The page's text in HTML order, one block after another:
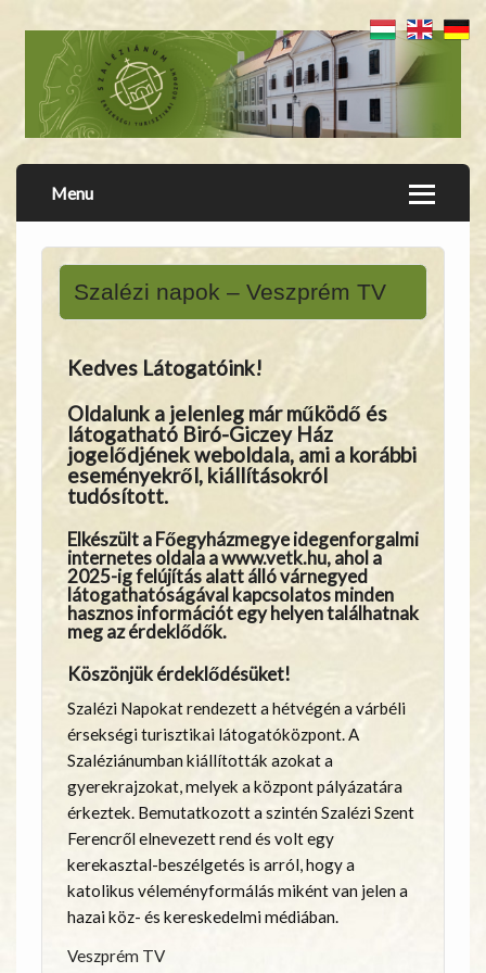
Menu
Szalézi napok – Veszprém TV
Kedves Látogatóink!
Oldalunk a jelenleg már működő és
látogatható Biró-Giczey Ház
jogelődjének weboldala, ami a korábbi
eseményekről, kiállításokról
tudósított.
Elkészült a Főegyházmegye idegenforgalmi
internetes oldala awww.vetk.hu,ahol a
2025-ig felújítás alatt álló várnegyed
látogathatóságával kapcsolatos minden
hasznos információt egy helyen találhatnak
meg az érdeklődők.
Köszönjük érdeklődésüket!
Szalézi Napokat rendezett a hétvégén a várbéli
érsekségi turisztikai látogatóközpont. A
Szaléziánumban kiállították azokat a
gyerekrajzokat, melyek a központ pályázatára
érkeztek. Bemutatkozott a szintén Szalézi Szent
Ferencről elnevezett rend és volt egy
kerekasztal-beszélgetés is arról, hogy a
katolikus véleményformálás miként van jelen a
hazai köz- és kereskedelmi médiában.
Veszprém TV